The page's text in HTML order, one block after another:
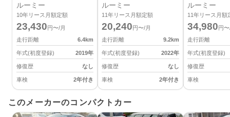
ルーミー
10年リース月額定額
23,430円〜/月
走行距離
6.4km
年式(初度登録) 2019年
修復歴 なし
車検 2年付き
ルーミー
11年リース月額定額
20,240円〜/月
走行距離
9.2km
年式(初度登録) 2022年
修復歴 なし
車検 2年付き
ルーミー
11年リース月額
34,980円
走行距離
年式(初度登録)
修復歴
車検
このメーカーのコンパクトカー